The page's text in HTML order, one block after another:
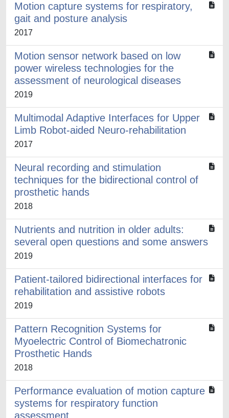
Motion capture systems for respiratory,
gait and posture analysis
2017
Motion sensor network based on low
power wireless technologies for the
assessment of neurological diseases
2019
Multimodal Adaptive Interfaces for Upper
Limb Robot-aided Neuro-rehabilitation
2017
Neural recording and stimulation
techniques for the bidirectional control of
prosthetic hands
2018
Nutrients and nutrition in older adults:
several open questions and some answers
2019
Patient-tailored bidirectional interfaces for
rehabilitation and assistive robots
2019
Pattern Recognition Systems for
Myoelectric Control of Biomechatronic
Prosthetic Hands
2018
Performance evaluation of motion capture
systems for respiratory function
assessment